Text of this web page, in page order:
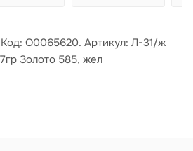
О0065620. Артикул: Л-31/ж
Золото 585, жел